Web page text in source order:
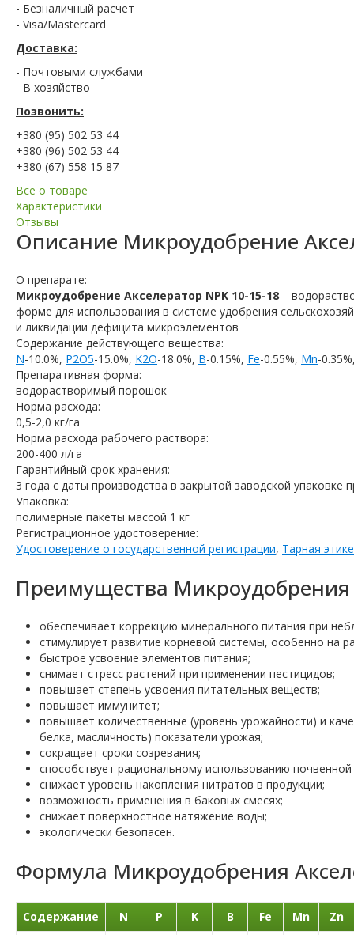
- Безналичный расчет
- Visa/Mastercard
Доставка:
- Почтовыми службами
- В хозяйство
Позвонить:
+380 (95) 502 53 44
+380 (96) 502 53 44
+380 (67) 558 15 87
Все о товаре
Характеристики
Отзывы
Описание Микроудобрение
О препарате:
Микроудобрение Акселератор NPK 10-15-18 –
форме для использования в системе удобрения
и ликвидации дефицита микроэлементов
Содержание действующего вещества:
N-10.0%, P2O5-15.0%, K2O-18.0%, B-0.15%, Fe-0.55%, Mn-
Препаративная форма:
водорастворимый порошок
Норма расхода:
0,5-2,0 кг/га
Норма расхода рабочего раствора:
200-400 л/га
Гарантийный срок хранения:
3 года с даты производства в закрытой заводской упаковке
Упаковка:
полимерные пакеты массой 1 кг
Регистрационное удостоверение:
Удостоверение о государственной регистрации, Тарная
Преимущества Микроудобрения
обеспечивает коррекцию минерального питания при
стимулирует развитие корневой системы, особенно на
быстрое усвоение элементов питания;
снимает стресс растений при применении пестицидов;
повышает степень усвоения питательных веществ;
повышает иммунитет;
повышает количественные (уровень урожайности) и
белка, масличность) показатели урожая;
сокращает сроки созревания;
способствует рациональному использованию почвенной
снижает уровень накопления нитратов в продукции;
возможность применения в баковых смесях;
снижает поверхностное натяжение воды;
экологически безопасен.
Формула Микроудобрения
Содержание N P K B Fe Mn Zn